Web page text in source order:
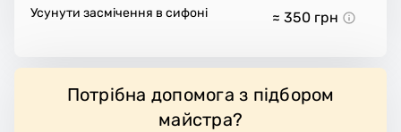
Усунути засмічення в сифоні ≈ 350 грн
Потрібна допомога з підбором
майстра?